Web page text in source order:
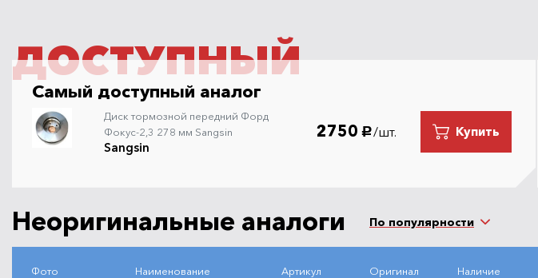
ДОСТУПНЫЙ
Самый доступный аналог
Диск тормозной передний Форд
Фокус-2,3 278 мм Sangsin
Sangsin
2750 руб./шт. Купить
Неоригинальные аналоги По популярности
Фото Наименование Артикул Оригинал Наличие